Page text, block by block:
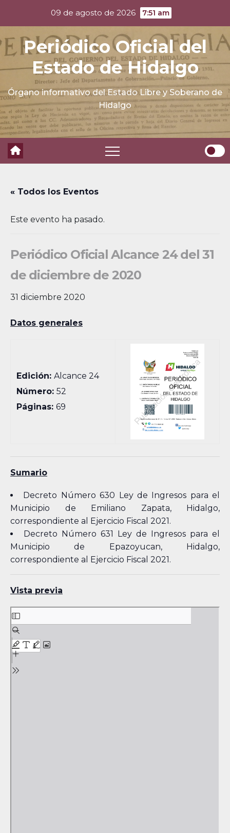
content
09 de agosto de 2026 7:51 am
Periódico Oficial del
Estado de Hidalgo
Órgano informativo del Estado Libre y Soberano de
Hidalgo
« Todos los Eventos
Este evento ha pasado.
Periódico Oficial Alcance 24 del 31
de diciembre de 2020
31 diciembre 2020
Datos generales
Edición:Alcance 24
Número:52
Páginas:69
Sumario
Decreto Número 630 Ley de Ingresos para el
Municipio de Emiliano Zapata, Hidalgo,
correspondiente al Ejercicio Fiscal 2021.
Decreto Número 631 Ley de Ingresos para el
Municipio de Epazoyucan, Hidalgo,
correspondiente al Ejercicio Fiscal 2021.
Vista previa
Skip
to
PDF
content